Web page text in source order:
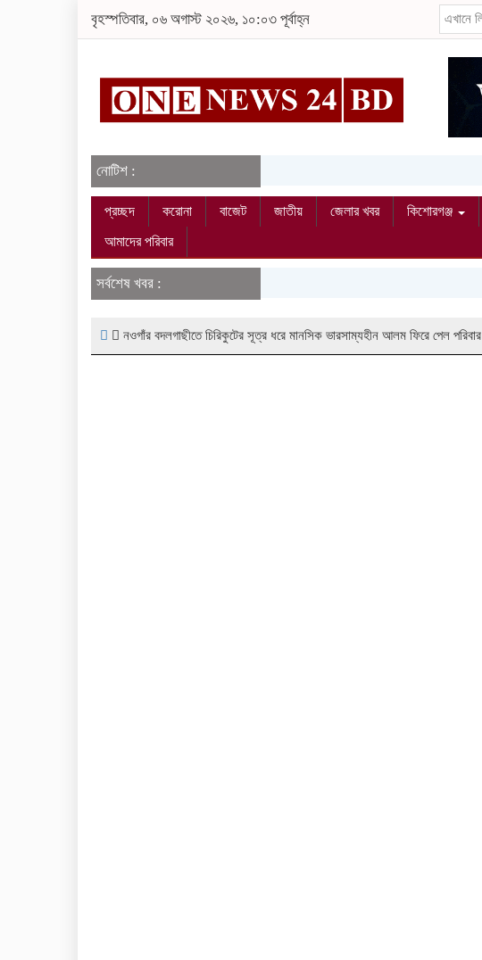
বৃহস্পতিবার, ০৬ অগাস্ট ২০২৬, ১০:০৩ পূর্বাহ্ন
নোটিশ :
প্রচ্ছদ করোনা বাজেট জাতীয় জেলার খবর কিশোরগঞ্জ
আমাদের পরিবার
সর্বশেষ খবর :
নওগাঁর বদলগাছীতে চিরিকুটের সূত্র ধরে মানসিক ভারসাম্যহীন আলম ফিরে পেল পরিবার